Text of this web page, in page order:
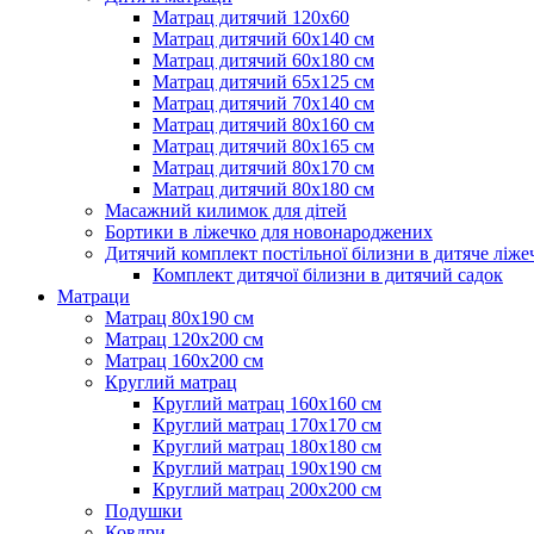
Матрац дитячий 120х60
Матрац дитячий 60х140 см
Матрац дитячий 60х180 см
Матрац дитячий 65х125 см
Матрац дитячий 70х140 см
Матрац дитячий 80х160 см
Матрац дитячий 80х165 см
Матрац дитячий 80х170 см
Матрац дитячий 80х180 см
Масажний килимок для дітей
Бортики в ліжечко для новонароджених
Дитячий комплект постільної білизни в дитяче
Комплект дитячої білизни в дитячий садок
Матраци
Матрац 80х190 см
Матрац 120х200 см
Матрац 160х200 см
Круглий матрац
Круглий матрац 160х160 см
Круглий матрац 170х170 см
Круглий матрац 180х180 см
Круглий матрац 190х190 см
Круглий матрац 200х200 см
Подушки